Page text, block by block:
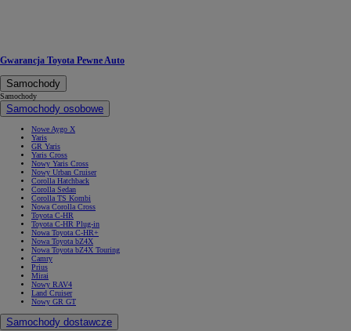
Gwarancja Toyota Pewne Auto
Samochody
Samochody
Samochody osobowe
Nowe Aygo X
Yaris
GR Yaris
Yaris Cross
Nowy Yaris Cross
Nowy Urban Cruiser
Corolla Hatchback
Corolla Sedan
Corolla TS Kombi
Nowa Corolla Cross
Toyota C-HR
Toyota C-HR Plug-in
Nowa Toyota C-HR+
Nowa Toyota bZ4X
Nowa Toyota bZ4X Touring
Camry
Prius
Mirai
Nowy RAV4
Land Cruiser
Nowy GR GT
Samochody dostawcze